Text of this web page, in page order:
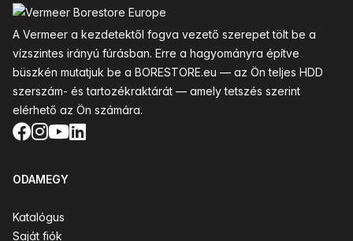
A Vermeer a kezdetektől fogva vezető szerepet tölt be a
vízszintes irányú fúrásban. Erre a hagyományra építve
büszkén mutatjuk be a BORESTORE.eu — az Ön teljes HDD
szerszám- és tartozékraktárát — amely tetszés szerint
elérhető az Ön számára.
Facebook
Instagram
YouTube
LinkedIn
ODAMEGY
Katalógus
Saját fiók